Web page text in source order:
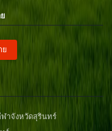
ย
าจังหวัดสุรินทร์